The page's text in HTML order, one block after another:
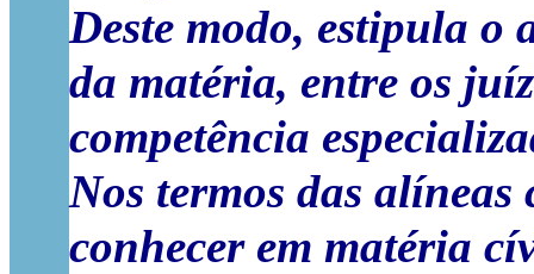
Deste modo, estipula o
da matéria, entre os
competência
Nos termos das
conhecer em matéria